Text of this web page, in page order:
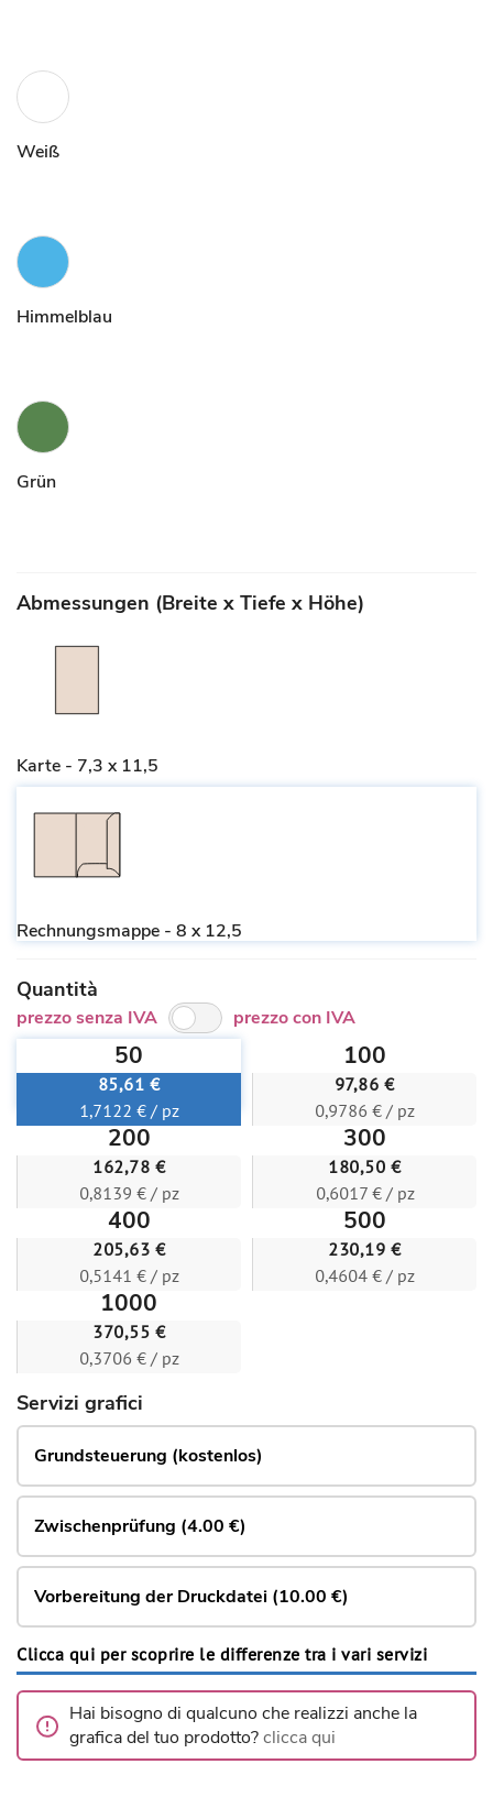
Weiß
Himmelblau
Grün
Abmessungen (Breite x Tiefe x Höhe)
Karte - 7,3 x 11,5
Rechnungsmappe - 8 x 12,5
Quantità
prezzo senza IVA prezzo con IVA
50
85,61 €
1,7122 € / pz
100
97,86 €
0,9786 € / pz
200
162,78 €
0,8139 € / pz
300
180,50 €
0,6017 € / pz
400
205,63 €
0,5141 € / pz
500
230,19 €
0,4604 € / pz
1000
370,55 €
0,3706 € / pz
Servizi grafici
Grundsteuerung (kostenlos)
Zwischenprüfung (4.00 €)
Vorbereitung der Druckdatei (10.00 €)
Clicca qui per scoprire le differenze tra i vari servizi
Hai bisogno di qualcuno che realizzi anche la
grafica del tuo prodotto?clicca qui